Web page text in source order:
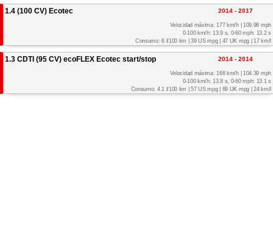
1.4 (100 CV) Ecotec 2014 - 2017
Velocidad máxima: 177 km/h | 109.98 mph
0-100 km/h: 13.9 s, 0-60 mph: 13.2 s
Consumo: 6 l/100 km | 39 US mpg | 47 UK mpg | 17 km/l
1.3 CDTI (95 CV) ecoFLEX Ecotec start/stop 2014 - 2014
Velocidad máxima: 168 km/h | 104.39 mph
0-100 km/h: 13.8 s, 0-60 mph: 13.1 s
Consumo: 4.1 l/100 km | 57 US mpg | 69 UK mpg | 24 km/l